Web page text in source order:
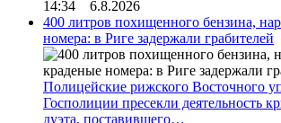
14:34 6.8.2026
400 литров похищенного бензина,
номера: в Риге задержали грабителей
Полицейские рижского Восточного
Госполиции пресекли деятельность
дуэта, поставившего…